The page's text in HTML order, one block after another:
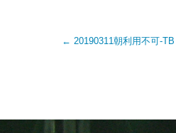
Post
← 20190311朝利用不可-TB